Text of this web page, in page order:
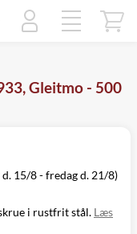
Gleitmo - 500
d. 15/8 - fredag d. 21/8)
i rustfrit stål. Læs